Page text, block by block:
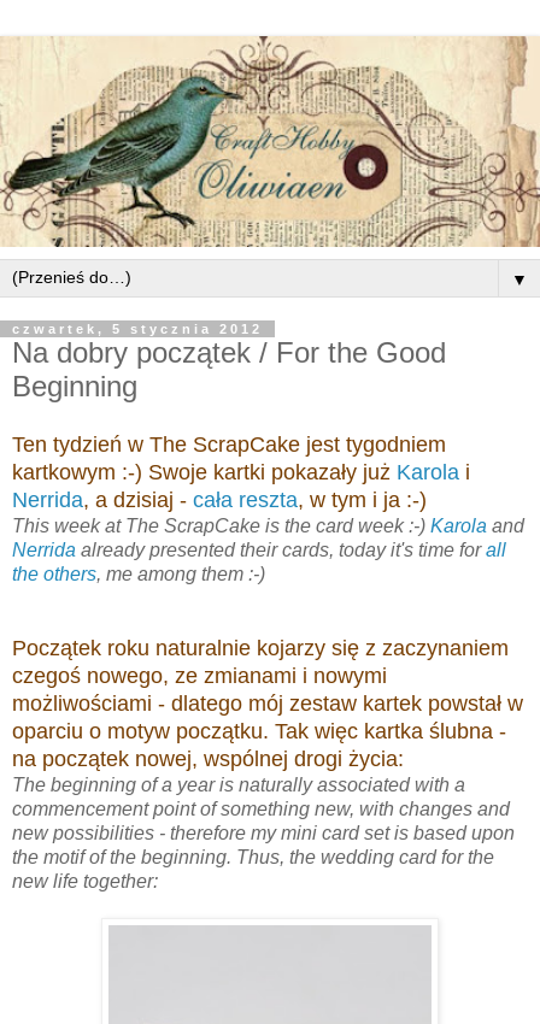
▼
czwartek, 5 stycznia 2012
Na dobry początek / For the Good
Beginning
Ten tydzień w The ScrapCake jest tygodniem
kartkowym :-) Swoje kartki pokazały już Karola i
Nerrida, a dzisiaj - cała reszta, w tym i ja :-)
This week at The ScrapCake is the card week :-) Karola and
Nerrida already presented their cards, today it's time forall
the others, me among them :-)
Początek roku naturalnie kojarzy się z zaczynaniem
czegoś nowego, ze zmianami i nowymi
możliwościami - dlatego mój zestaw kartek powstał w
oparciu o motyw początku. Tak więc kartka ślubna -
na początek nowej, wspólnej drogi życia:
The beginning of a year is naturally associated with a
commencement point of something new, with changes and
new possibilities - therefore my mini card set is based upon
the motif of the beginning. Thus, the wedding card for the
new life together: